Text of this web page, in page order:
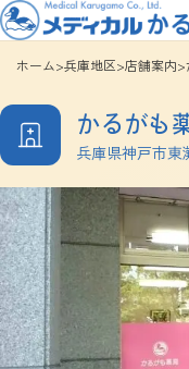
ホーム>兵庫地区>店舗案内>
かるがも
兵庫県神戸市